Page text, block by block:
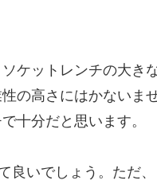
ケットレンチの大き
の高さにはかないま
十分だと思います。
良いでしょう。ただ、